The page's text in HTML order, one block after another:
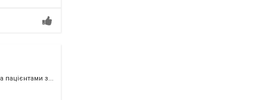
пацієнтами з...